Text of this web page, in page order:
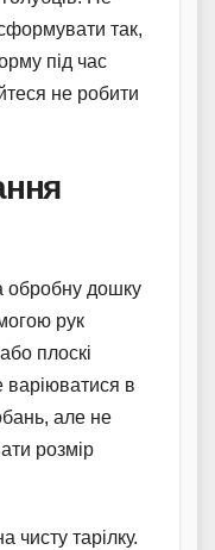
так,
під час
не робити
обробну дошку
рук
плоскі
варіюватися в
але не
розмір
чисту тарілку.